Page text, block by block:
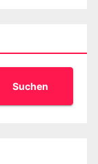
Suchen